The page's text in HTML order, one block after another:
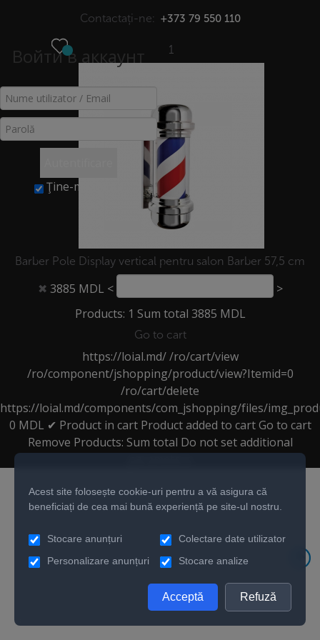
Contactați-ne: +373 79 550 110
Войти в аккаунт
Ţine-mă minte
1
Barber Pole Display vertical pentru salon Barber 57,5 сm
✖ 3885 MDL <
>
Products: 1 Sum total 3885 MDL
Go to cart
https://loial.md/ /ro/cart/view
/ro/component/jshopping/product/view?Itemid=0
/ro/cart/delete
https://loial.md/components/com_jshopping/files/
0 MDL ✔ Product in cart Product added to cart Go to cart
Remove Products: Sum total Do not set additional
COȘ
Acasă Coș
©2026Copyright. Loial. All Rights Reserved.
Acest site folosește cookie-uri pentru a vă asigura că
beneficiați de cea mai bună experiență pe site-ul nostru.
Stocare anunțuri
Colectare date utilizator
Personalizare anunțuri
Stocare analize
Acceptă Refuză